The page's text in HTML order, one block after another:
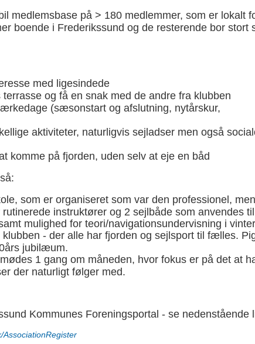
medlemsbase på > 180 medlemmer, som er lokalt
boende i Frederikssund og de resterende bor stort
med ligesindede
og få en snak med de andre fra klubben
(sæsonstart og afslutning, nytårskur,
aktiviteter, naturligvis sejladser men også
komme på fjorden, uden selv at eje en båd
som er organiseret som var den professionel,
instruktører og 2 sejlbåde som anvendes
mulighed for teori/navigationsundervisning i
- der alle har fjorden og sejlsport til fælles.
jubilæum.
1 gang om måneden, hvor fokus er på det at
der naturligt følger med.
Kommunes Foreningsportal - se nedenstående